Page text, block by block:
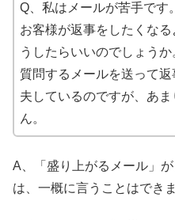
Q、私はメールが苦手です。
お客様が返事をしたくな
うしたらいいのでしょうか
質問するメールを送って
夫しているのですが、あ
ん。
A、「盛り上がるメール」
は、一概に言うことはできま